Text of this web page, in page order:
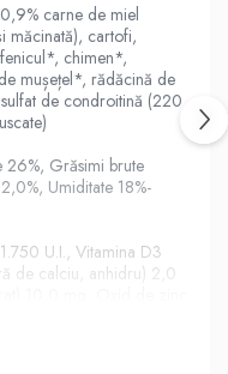
carne de miel
măcinată), cartofi,
chimen*,
mușețel*, rădăcină de
de condroitină (220
26%, Grăsimi brute
Umiditate 18%-
U.I., Vitamina D3
de calciu, anhidru) 2,0
hidrat) 25,0 mg,